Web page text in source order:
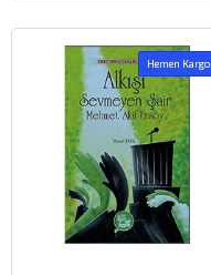
Hemen Kargo